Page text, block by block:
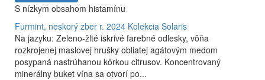
S nízkym obsahom histamínu
Furmint, neskorý zber r. 2024 Kolekcia Solaris
Na jazyku: Zeleno-žlté iskrivé farebné odlesky, vôňa
rozkrojenej maslovej hrušky obliatej agátovým medom
posypaná nastrúhanou kôrkou citrusov. Koncentrovaný
minerálny buket vína sa otvorí po...